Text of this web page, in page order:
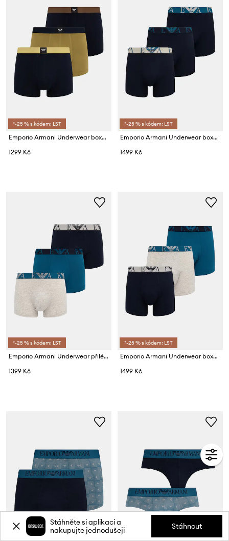
*-25 % s kódem: LST
Emporio Armani Underwear boxerky pánské bavlněné s elastanem 3-pack
1299 Kč
*-25 % s kódem: LST
Emporio Armani Underwear boxerky pánské s bavlnou 3-pack
1499 Kč
*-25 % s kódem: LST
Emporio Armani Underwear přiléhavé boxerky pánské bavlněné s elastanem 3-pack
1399 Kč
*-25 % s kódem: LST
Emporio Armani Underwear boxerky pánské s bavlnou 3-pack
1499 Kč
Stáhněte si aplikaci a
nakupujte jednodušeji
Stáhnout